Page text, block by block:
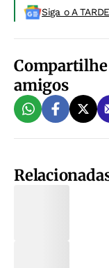
Siga o A
Compartilhe
amigos